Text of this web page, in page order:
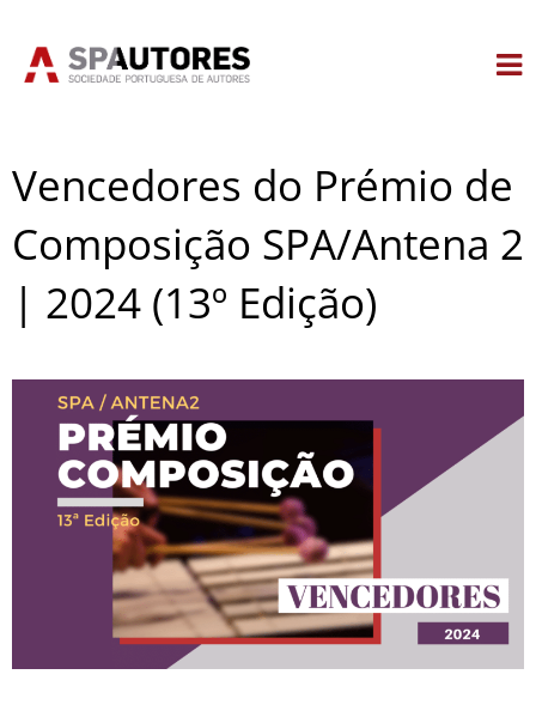
Vencedores do Prémio de
Composição SPA/Antena 2
| 2024 (13º Edição)